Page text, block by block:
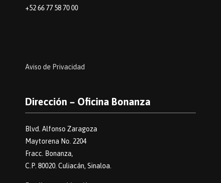
+52 66 77 58 70 00
Aviso de Privacidad
Dirección – Oficina Bonanza
Blvd. Alfonso Zaragoza
Maytorena No. 2204
Fracc. Bonanza,
C.P. 80020. Culiacán, Sinaloa.